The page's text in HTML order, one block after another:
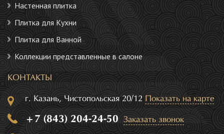
Настенная плитка
Плитка для Кухни
Плитка для Ванной
Коллекции представленные в салоне
КОНТАКТЫ
г. Казань, Чистопольская 20/12 Показать на карте
+7 (843) 204-24-50 Заказать звонок